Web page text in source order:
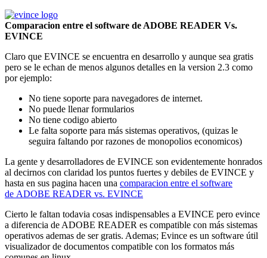
Comparacion entre el software de ADOBE READER Vs.
EVINCE
Claro que EVINCE se encuentra en desarrollo y aunque sea gratis
pero se le echan de menos algunos detalles en la version 2.3 como
por ejemplo:
No tiene soporte para navegadores de internet.
No puede llenar formularios
No tiene codigo abierto
Le falta soporte para más sistemas operativos, (quizas le
seguira faltando por razones de monopolios economicos)
La gente y desarrolladores de EVINCE son evidentemente honrados
al decirnos con claridad los puntos fuertes y debiles de EVINCE y
hasta en sus pagina hacen una comparacion entre el software
de ADOBE READER vs. EVINCE
Cierto le faltan todavia cosas indispensables a EVINCE pero evince
a diferencia de ADOBE READER es compatible con más sistemas
operativos ademas de ser gratis. Ademas; Evince es un software útil
visualizador de documentos compatible con los formatos más